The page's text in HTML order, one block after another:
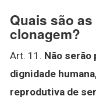
Quais são
clonagem?
Art. 11. Não
dignidade
reprodutiva de